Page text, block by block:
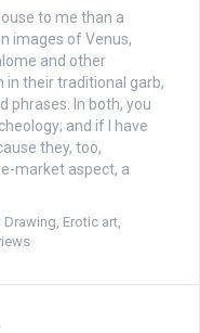
to me than a
images of Venus,
and other
in their traditional garb,
phrases. In both, you
and if I have
they, too,
market aspect, a
Drawing, Erotic art,